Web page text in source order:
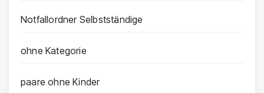
Notfallordner Selbstständige
ohne Kategorie
paare ohne Kinder